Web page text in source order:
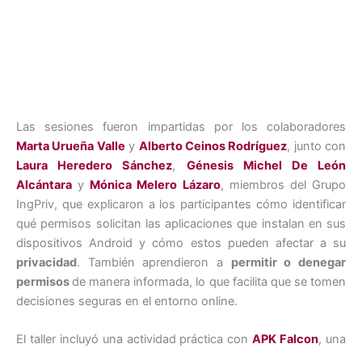
Las sesiones fueron impartidas por los colaboradores
Marta Urueña Valle y Alberto Ceinos Rodríguez, junto con
Laura Heredero Sánchez, Génesis Michel De León
Alcántara y Mónica Melero Lázaro, miembros del Grupo
IngPriv, que explicaron a los participantes cómo identificar
qué permisos solicitan las aplicaciones que instalan en sus
dispositivos Android y cómo estos pueden afectar a su
privacidad. También aprendieron a permitir o denegar
permisosde manera informada, lo que facilita que se tomen
decisiones seguras en el entorno online.
El taller incluyó una actividad práctica conAPK Falcon, una